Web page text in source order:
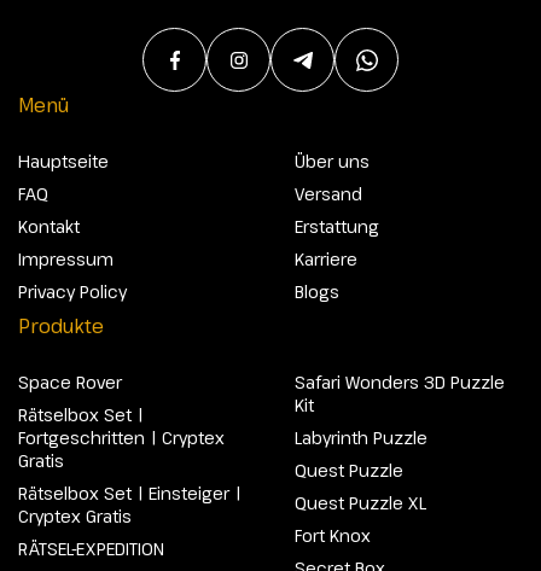
Menü
Hauptseite
FAQ
Kontakt
Impressum
Privacy Policy
Über uns
Versand
Erstattung
Karriere
Blogs
Produkte
Space Rover
Rätselbox Set |
Fortgeschritten | Cryptex
Gratis
Rätselbox Set | Einsteiger |
Cryptex Gratis
RÄTSEL-EXPEDITION
Safari Wonders 3D Puzzle
Kit
Labyrinth Puzzle
Quest Puzzle
Quest Puzzle XL
Fort Knox